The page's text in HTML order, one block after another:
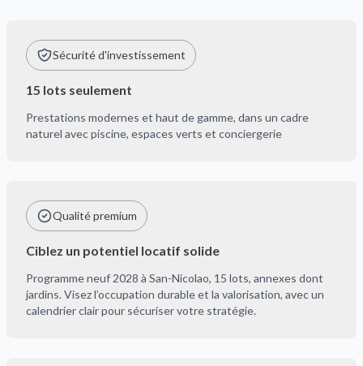
Sécurité d'investissement
15 lots seulement
Prestations modernes et haut de gamme, dans un cadre
naturel avec piscine, espaces verts et conciergerie
Qualité premium
Ciblez un potentiel locatif solide
Programme neuf 2028 à San-Nicolao, 15 lots, annexes dont
jardins. Visez l’occupation durable et la valorisation, avec un
calendrier clair pour sécuriser votre stratégie.